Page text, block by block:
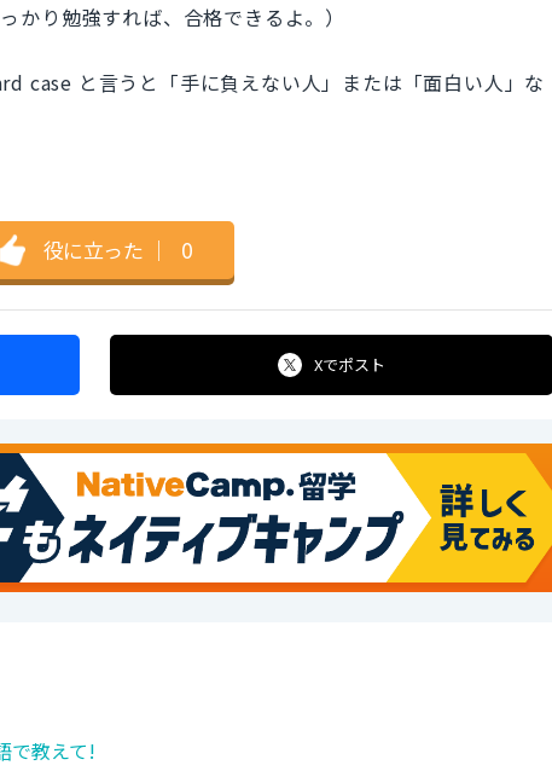
かり勉強すれば、合格できるよ。）
case と言うと「手に負えない人」または「面白い人」な
役に立った ｜ 0
Xでポスト
で教えて!